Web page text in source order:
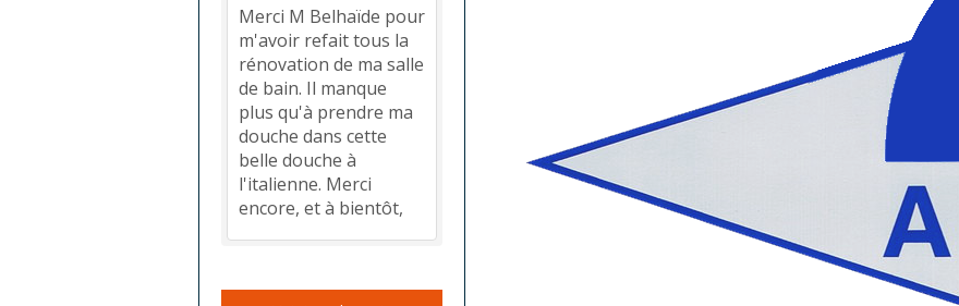
Merci M Belhaïde pour
m'avoir refait tous la
rénovation de ma salle
de bain. Il manque
plus qu'à prendre ma
douche dans cette
belle douche à
l'italienne. Merci
encore, et à bientôt,